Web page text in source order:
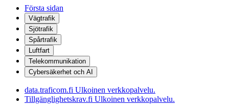
Första sidan
Vägtrafik
Sjötrafik
Spårtrafik
Luftfart
Telekommunikation
Cybersäkerhet och AI
data.traficom.fi Ulkoinen verkkopalvelu.
Tillgänglighetskrav.fi Ulkoinen verkkopalvelu.